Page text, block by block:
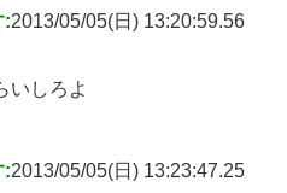
:2013/05/05(日) 13:20:59.56
いしろよ
:2013/05/05(日) 13:23:47.25